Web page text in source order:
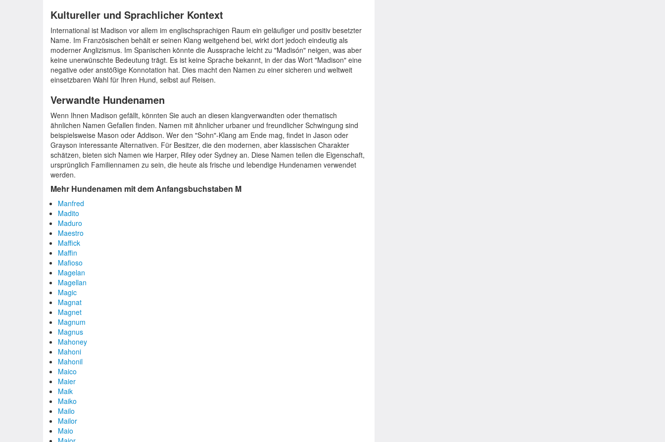
Kultureller und Sprachlicher Kontext
International ist Madison vor allem im englischsprachigen Raum ein geläufiger und positiv besetzter
Name. Im Französischen behält er seinen Klang weitgehend bei, wirkt dort jedoch eindeutig als
moderner Anglizismus. Im Spanischen könnte die Aussprache leicht zu "Madisón" neigen, was aber
keine unerwünschte Bedeutung trägt. Es ist keine Sprache bekannt, in der das Wort "Madison" eine
negative oder anstößige Konnotation hat. Dies macht den Namen zu einer sicheren und weltweit
einsetzbaren Wahl für Ihren Hund, selbst auf Reisen.
Verwandte Hundenamen
Wenn Ihnen Madison gefällt, könnten Sie auch an diesen klangverwandten oder thematisch
ähnlichen Namen Gefallen finden. Namen mit ähnlicher urbaner und freundlicher Schwingung sind
beispielsweise Mason oder Addison. Wer den "Sohn"-Klang am Ende mag, findet in Jason oder
Grayson interessante Alternativen. Für Besitzer, die den modernen, aber klassischen Charakter
schätzen, bieten sich Namen wie Harper, Riley oder Sydney an. Diese Namen teilen die Eigenschaft,
ursprünglich Familiennamen zu sein, die heute als frische und lebendige Hundenamen verwendet
werden.
Mehr Hundenamen mit dem Anfangsbuchstaben M
Manfred
Madito
Maduro
Maestro
Maffick
Maffin
Mafioso
Magelan
Magellan
Magic
Magnat
Magnet
Magnum
Magnus
Mahoney
Mahoni
Mahonil
Maico
Maier
Maik
Maiko
Mailo
Mailor
Maio